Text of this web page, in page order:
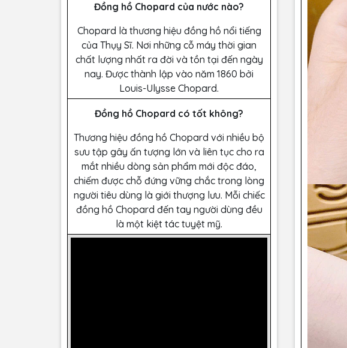
Đồng hồ Chopard của nước nào?
Chopard là thương hiệu đồng hồ nổi tiếng
của Thụy Sĩ. Nơi những cỗ máy thời gian
chất lượng nhất ra đời và tồn tại đến ngày
nay. Được thành lập vào năm 1860 bởi
Louis-Ulysse Chopard.
Đồng hồ Chopard có tốt không?
Thương hiệu đồng hồ Chopard với nhiều bộ
sưu tập gây ấn tượng lớn và liên tục cho ra
mắt nhiều dòng sản phẩm mới độc đáo,
chiếm được chỗ đứng vững chắc trong lòng
người tiêu dùng là giới thượng lưu. Mỗi chiếc
đồng hồ Chopard đến tay người dùng đều
là một kiệt tác tuyệt mỹ.